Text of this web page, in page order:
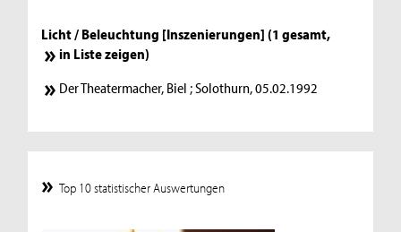
Licht / Beleuchtung [Inszenierungen] (1 gesamt,
in Liste zeigen)
Der Theatermacher, Biel ; Solothurn, 05.02.1992
Top 10 statistischer Auswertungen